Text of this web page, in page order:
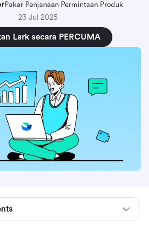
Pakar Penjanaan Permintaan Produk
23 Jul 2025
Lark secara PERCUMA